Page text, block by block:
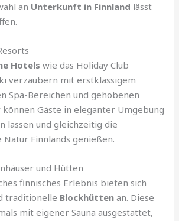
an Unterkunft in Finnland lässt
Hotels wie das Holiday Club
verzaubern mit erstklassigem
Spa-Bereichen und gehobenen
können Gäste in eleganter Umgebung
lassen und gleichzeitig die
Finnlands genießen.
und Hütten
finnisches Erlebnis bieten sich
traditionelle Blockhütten an. Diese
mit eigener Sauna ausgestattet,